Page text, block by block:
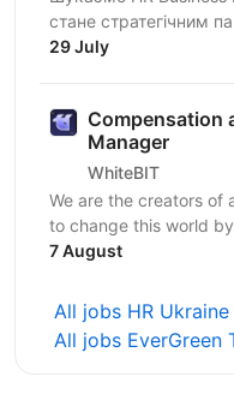
стане стратегічним
level і візьме на себе
29 July
Compensation
Manager
WhiteBIT
We are the creators of
to change this world
to everyone in
7 August
All jobs HR
All jobs EverGreen